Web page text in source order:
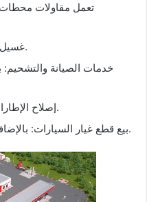
تعمل مقاولات محطات
غسيل السيارات: عبر مكابس تلقائية.
خدمات الصيانة والتشحيم:
إصلاح الإطارات: توفير خدمات صيانة شاملة.
بيع قطع غيار السيارات: بالإضافة إلى مستودعات لقطع الغيار.